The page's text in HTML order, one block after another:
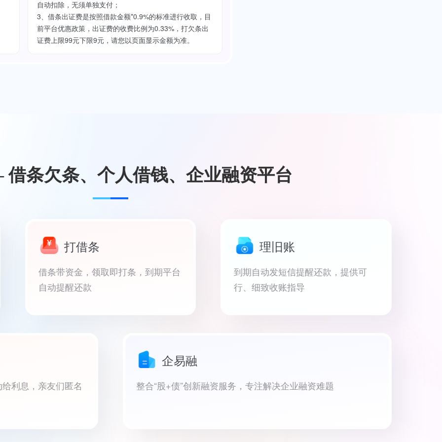
自动扣除，无须单独支付；
3、借条出证费是按照借款金额*0.9%的标准进行收取，目
前平台优惠政策，出证费的收费比例为0.33%，打欠条出
证费上限99元下限9元，请您以页面显示金额为准。
条欠条、个人借钱、企业融资平台
打借条
借条带资金，领取即打条，到期平台
自动提醒还款
理旧账
到期自动发短信提醒还款，提供可
行、细致收账指导
利息，亲友们匿名
企易融
整合“股+债”创新融资服务，专注解决企业融资难题